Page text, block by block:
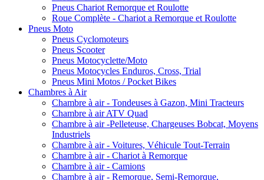
Pneus Chariot Remorque et Roulotte
Roue Complète - Chariot a Remorque et Roulotte
Pneus Moto
Pneus Cyclomoteurs
Pneus Scooter
Pneus Motocyclette/Moto
Pneus Motocycles Enduros, Cross, Trial
Pneus Mini Motos / Pocket Bikes
Chambres à Air
Chambre à air - Tondeuses à Gazon, Mini Tracteurs
Chambre à air ATV Quad
Chambre à air -Pelleteuse, Chargeuses Bobcat, Moyens
Industriels
Chambre à air - Voitures, Véhicule Tout-Terrain
Chambre à air - Chariot à Remorque
Chambre à air - Camions
Chambre à air - Remorque, Semi-Remorque,